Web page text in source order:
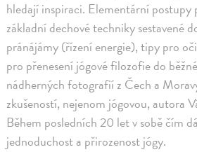
hledají inspiraci. Elementární postupy
základní dechové techniky sestavené
pránájámy (řízení energie), tipy pro
pro přenesení jógové filozofie do
nádherných fotografií z Čech a
zkušeností, nejenom jógovou, autora
Během posledních 20 let v sobě čím
jednoduchost a přirozenost jógy.